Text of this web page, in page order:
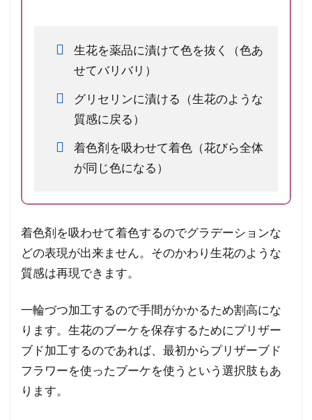
生花を薬品に漬けて色を抜く（色あ
せてバリバリ）
グリセリンに漬ける（生花のような
質感に戻る）
着色剤を吸わせて着色（花びら全体
が同じ色になる）
着色剤を吸わせて着色するのでグラデーションな
どの表現が出来ません。そのかわり生花のような
質感は再現できます。
一輪づつ加工するので手間がかかるため割高にな
ります。生花のブーケを保存するためにプリザー
ブド加工するのであれば、最初からプリザーブド
フラワーを使ったブーケを使うという選択肢もあ
ります。